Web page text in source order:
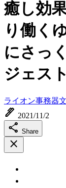
癒し効
り働く
にさっ
ジェスト
ライオン事務器
ink_pen 2021/11/2
share Share
close